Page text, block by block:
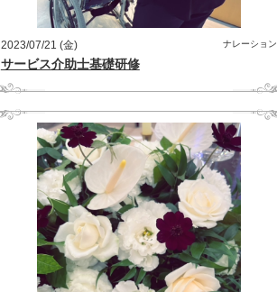
2023/07/21 (金) ナレーション
サービス介助士基礎研修